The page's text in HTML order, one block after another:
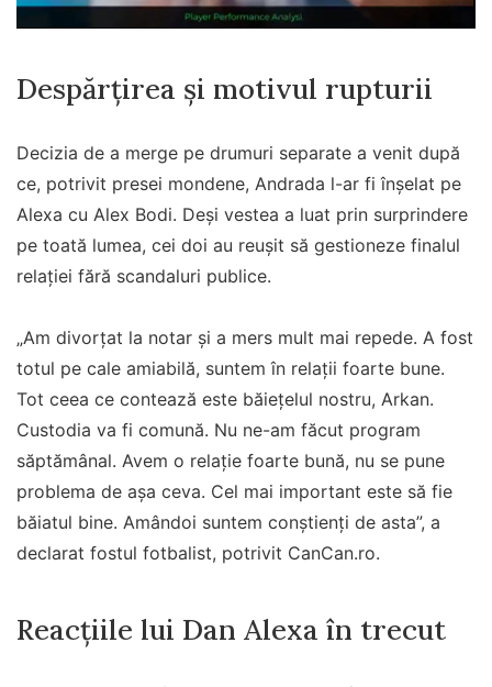
„Am divorțat la notar și a mers mult mai repede. A fost
Tot ceea ce contează este băiețelul nostru, Arkan.
săptămânal. Avem o relație foarte bună, nu se pune
problema de așa ceva. Cel mai important este să fie
băiatul bine. Amândoi suntem conștienți de asta”, a
declarat fostul fotbalist, potrivit CanCan.ro.
Despărțirea nu a fost lipsită de tensiuni în primele
momente. Alexa a vorbit deschis, în urmă cu ceva
timp, despre impactul pe care l-a avut asupra lui
presupusa infidelitate a soției.
„Poate spun o tâmpenie, dar actul în sine nu m-a
deranjat, ci lipsa asta de respect, minciunile,
am înșelat soția, trebuie să fiu dobitoc”, a declarat
acesta la emisiunea „40 de întrebări cu Denise Rifai”.